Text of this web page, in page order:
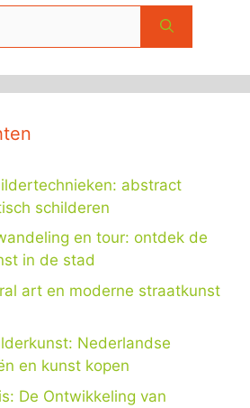
abstract
schilderen
en tour: ontdek de
in de stad
art en moderne straatkunst
Nederlandse
en kunst kopen
De Ontwikkeling van